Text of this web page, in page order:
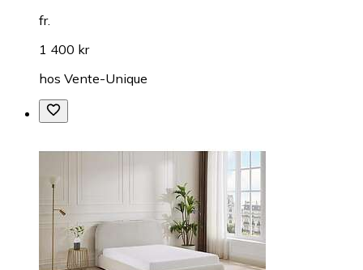
fr.
1 400 kr
hos Vente-Unique